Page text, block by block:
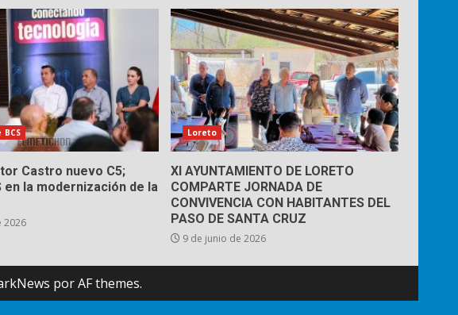
Castro nuevo C5;
en la modernización de la
2026
Loreto
XI AYUNTAMIENTO DE LORETO
COMPARTE JORNADA DE
CONVIVENCIA CON HABITANTES DEL
PASO DE SANTA CRUZ
9 de junio de 2026
por AF themes.